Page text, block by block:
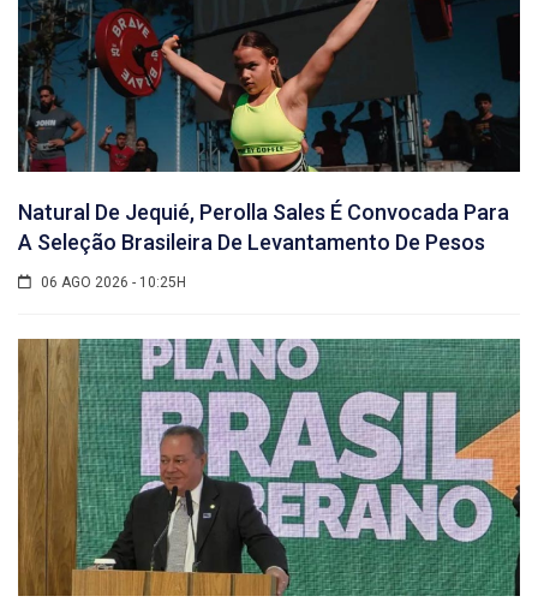
Natural De Jequié, Perolla Sales É Convocada Para
A Seleção Brasileira De Levantamento De Pesos
06 AGO 2026 - 10:25H